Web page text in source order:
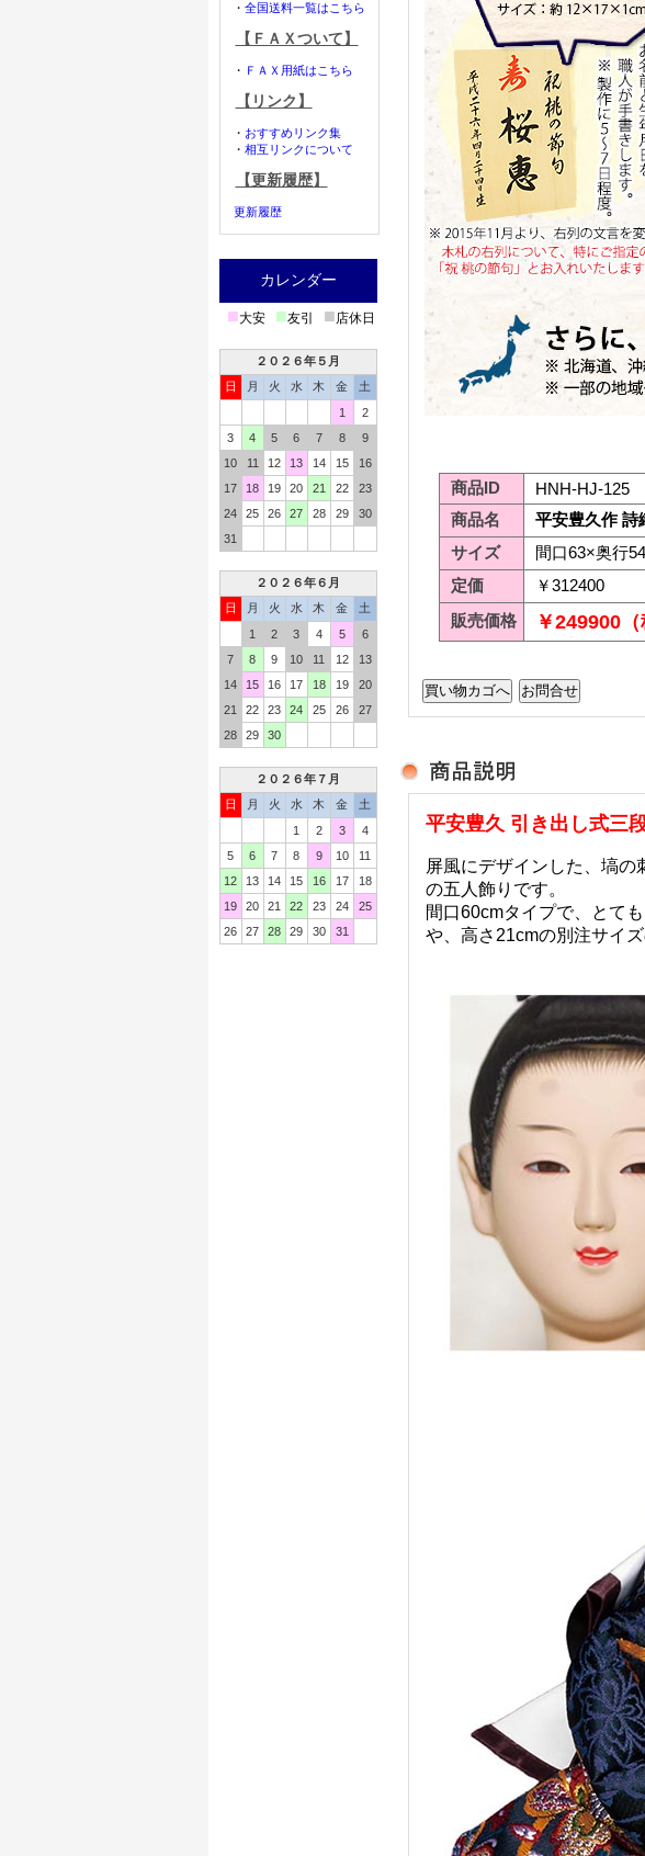
・ 全国送料一覧はこちら
【ＦＡＸついて】
・ ＦＡＸ用紙はこちら
【リンク】
・ おすすめリンク集
・ 相互リンクについて
【更新履歴】
更新履歴
カレンダー
■大安 ■友引 ■店休日
２０２６年５月
日
月 火 水 木 金
土
1
2
3
4 5 6 7 8
9
10
11 12 13 14 15
16
17
18 19 20 21 22
23
24
25 26 27 28 29
30
31
２０２６年６月
日
月 火 水 木 金
土
1
2 3 4 5
6
7
8 9 10 11 12
13
14
15 16 17 18 19
20
21
22 23 24 25 26
27
28
29 30
２０２６年７月
日
月 火 水 木 金
土
1
2 3
4
5
6 7 8 9 10
11
12
13 14 15 16 17
18
19
20 21 22 23 24
25
26
27 28 29 30 31
商品ID
HNH-HJ-125
商品名
平安豊久作 詩
サイズ
間口63×奥行
定価
￥312400
販売価格
￥249900（
平安豊久 引き出し式三
屏風にデザインした、塙
の五人飾りです。
間口60cmタイプで、とて
や、高さ21cmの別注サイ